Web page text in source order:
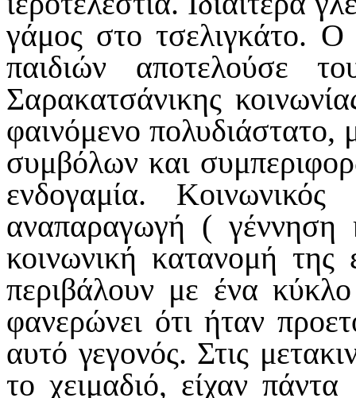
γάμος στο τσελιγκάτο.
παιδιών αποτελούσε
Σαρακατσάνικης
φαινόμενο
συμβόλων και
ενδογαμία.
αναπαραγωγή ( γέννηση
κοινωνική κατανομή
περιβάλουν με ένα
φανερώνει ότι ήταν
αυτό γεγονός. Στις
το χειμαδιό, είχαν